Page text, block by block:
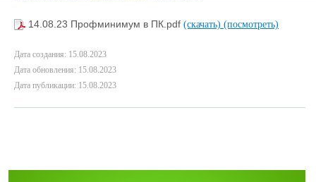
14.08.23 Профминимум в ПК.pdf (скачать) (посмотреть)
Дата создания: 15.08.2023
Дата обновления: 15.08.2023
Дата публикации: 15.08.2023